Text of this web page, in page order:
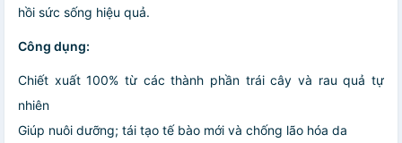
hồi sức sống hiệu quả.
Công dụng:
Chiết xuất 100% từ các thành phần trái cây và rau quả tự
nhiên
Giúp nuôi dưỡng; tái tạo tế bào mới và chống lão hóa da